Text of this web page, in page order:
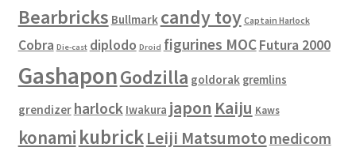
Bearbricks Bullmark candy toy Captain Harlock
Cobra Die-cast diplodo Droid figurines MOCFutura 2000
GashaponGodzilla goldorak gremlins
grendizer harlock Iwakura japon Kaiju Kaws
konami kubrickLeiji Matsumoto medicom